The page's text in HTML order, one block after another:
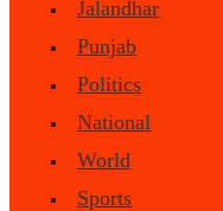
Jalandhar
Punjab
Politics
National
World
Sports